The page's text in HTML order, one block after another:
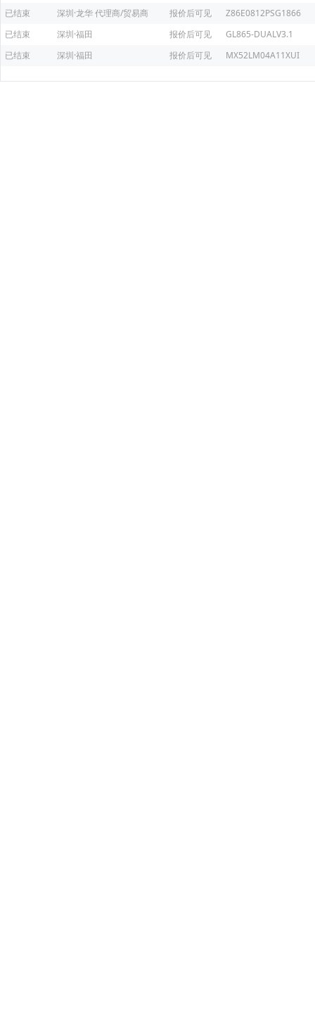
已结束
深圳·龙华代理商/贸易商 报价后可见
Z86E0812PSG1866
已结束
深圳·福田 报价后可见
GL865-DUALV3.1
已结束
深圳·福田 报价后可见 MX52LM04A11XUI